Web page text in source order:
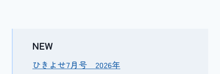
NEW
ひきよせ7月号 2026年